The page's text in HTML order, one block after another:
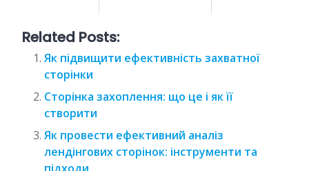
Related Posts:
Як підвищити ефективність захватної
сторінки
Сторінка захоплення: що це і як її
створити
Як провести ефективний аналіз
лендінгових сторінок: інструменти та